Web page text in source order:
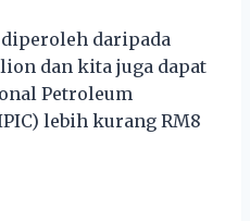
daripada
dan kita juga dapat
Petroleum
lebih kurang RM8